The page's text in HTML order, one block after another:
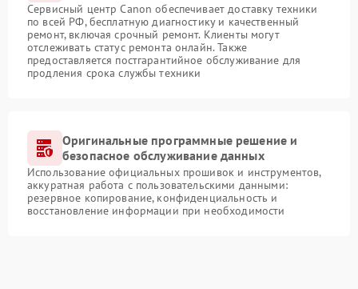
Сервисный центр Canon обеспечивает доставку техники
по всей РФ, бесплатную диагностику и качественный
ремонт, включая срочный ремонт. Клиенты могут
отслеживать статус ремонта онлайн. Также
предоставляется постгарантийное обслуживание для
продления срока службы техники
Оригинальные программные решение и
безопасное обслуживание данных
Использование официальных прошивок и инструментов,
аккуратная работа с пользовательскими данными:
резервное копирование, конфиденциальность и
восстановление информации при необходимости